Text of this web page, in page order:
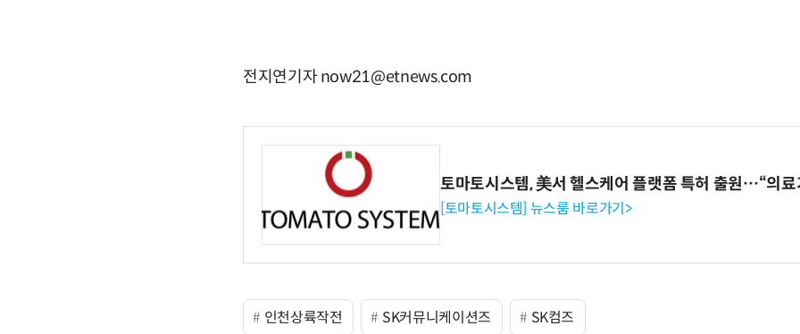
전지연기자 now21@etnews.com
토마토시스템, 美서 헬스케어 플랫폼 특허 출원…“의
[토마토시스템] 뉴스룸 바로가기>
인천상륙작전 SK커뮤니케이션즈 SK컴즈